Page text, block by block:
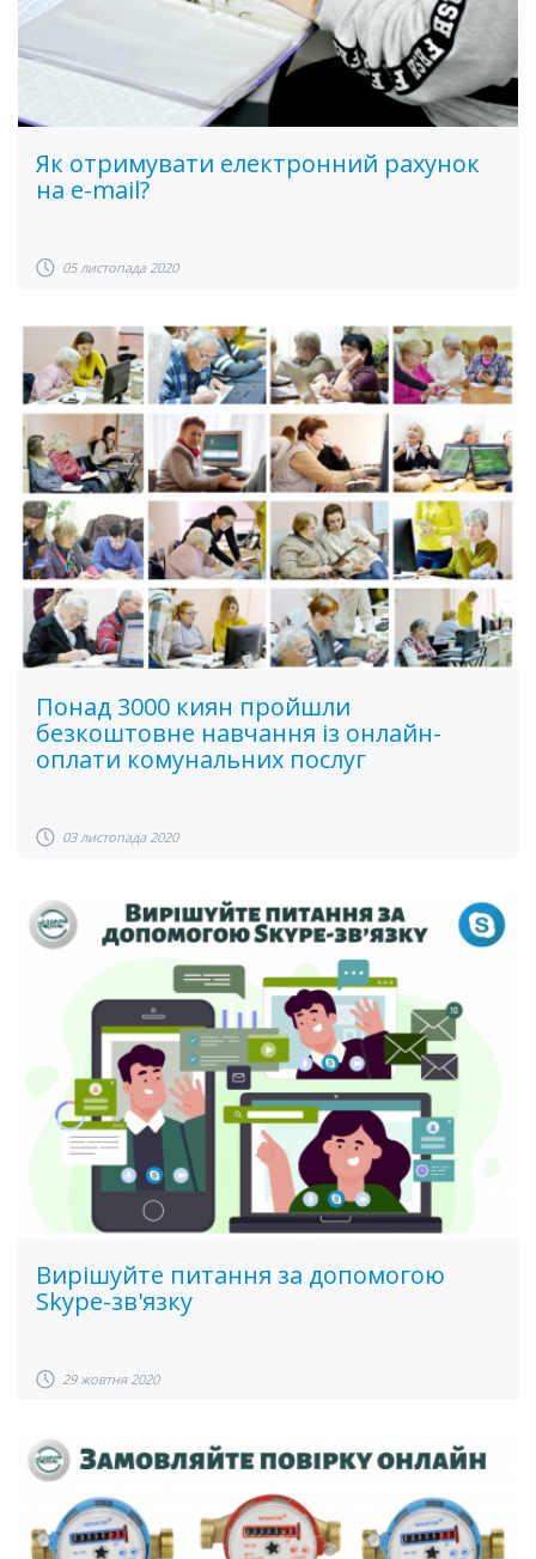
Як отримувати електронний рахунок
на e-mail?
05 листопада 2020
Понад 3000 киян пройшли
безкоштовне навчання із онлайн-
оплати комунальних послуг
03 листопада 2020
Вирішуйте питання за допомогою
Skype-зв'язку
29 жовтня 2020